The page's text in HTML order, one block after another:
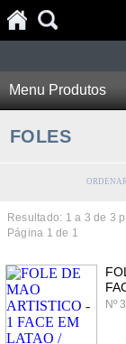
Menu Produtos
FOLES
Resultado: 1 a 3 de 3
Página 1 de 1
Nº